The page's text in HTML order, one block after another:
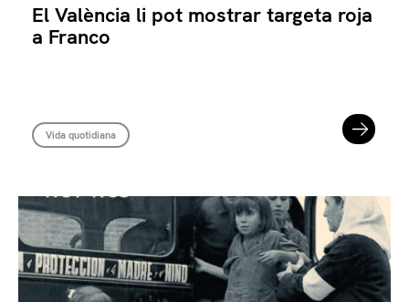
El València li pot mostrar targeta roja
a Franco
Vida quotidiana